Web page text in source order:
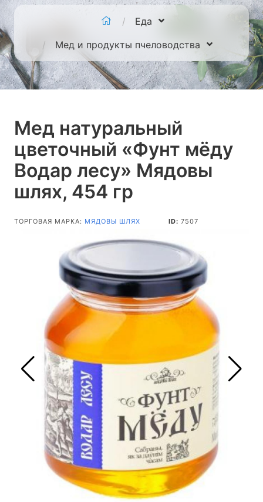
Еда
Мед и продукты пчеловодства
Мед натуральный
цветочный «Фунт мёду
Водар лесу» Мядовы
шлях, 454 гр
ТОРГОВАЯ МАРКА: МЯДОВЫ ШЛЯХ ID: 7507